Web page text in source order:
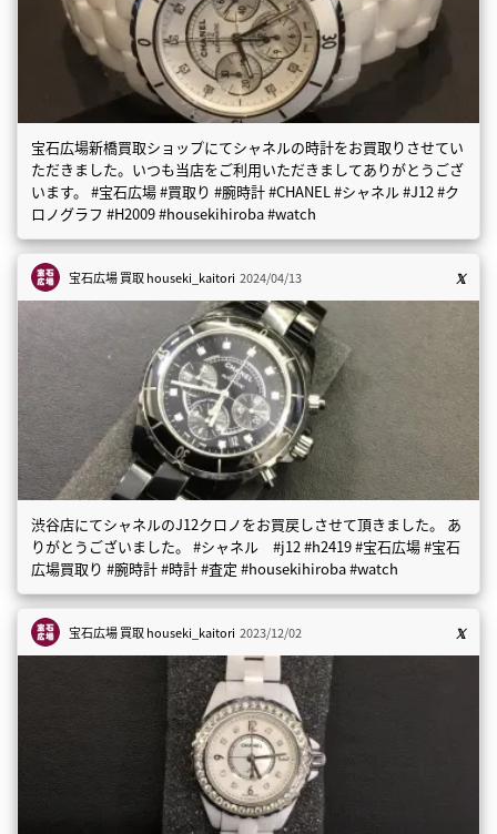
宝石広場新橋買取ショップにてシャネルの時計をお買取りさせてい
ただきました。いつも当店をご利用いただきましてありがとうござ
います。 #宝石広場 #買取り #腕時計 #CHANEL #シャネル #J12 #ク
ロノグラフ #H2009 #housekihiroba #watch
宝石広場 買取houseki_kaitori 2024/04/13
渋谷店にてシャネルのJ12クロノをお買戻しさせて頂きました。 あ
りがとうございました。 #シャネル #j12 #h2419 #宝石広場 #宝石
広場買取り #腕時計 #時計 #査定 #housekihiroba #watch
宝石広場 買取houseki_kaitori 2023/12/02